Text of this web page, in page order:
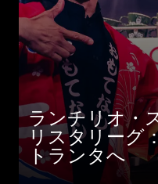
ランチリオ・
リスタリーグ
トランタへ
すべて